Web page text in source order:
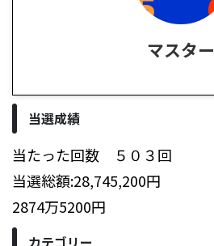
マスター
当選成績
当たった回数 ５０３回
当選総額:28,745,200円
2874万5200円
カテゴリー